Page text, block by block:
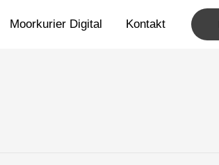
Moorkurier Digital Kontakt